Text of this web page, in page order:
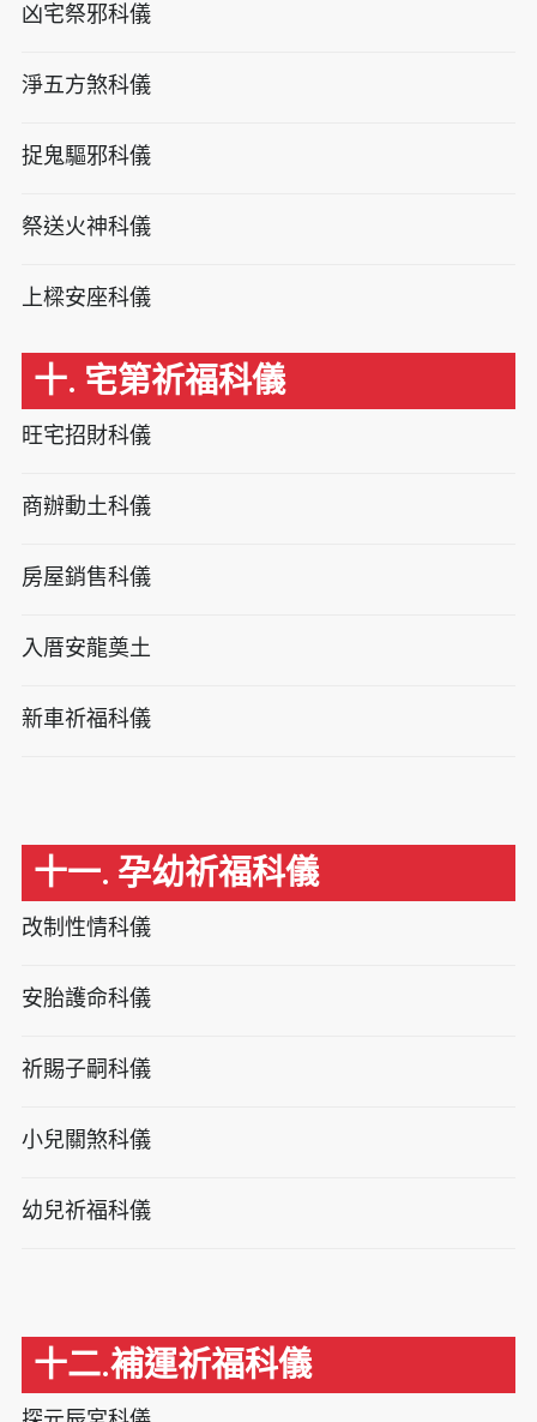
凶宅祭邪科儀
淨五方煞科儀
捉鬼驅邪科儀
祭送火神科儀
上樑安座科儀
十. 宅第祈福科儀
旺宅招財科儀
商辦動土科儀
房屋銷售科儀
入厝安龍奠土
新車祈福科儀
十一. 孕幼祈福科儀
改制性情科儀
安胎護命科儀
祈賜子嗣科儀
小兒關煞科儀
幼兒祈福科儀
十二.補運祈福科儀